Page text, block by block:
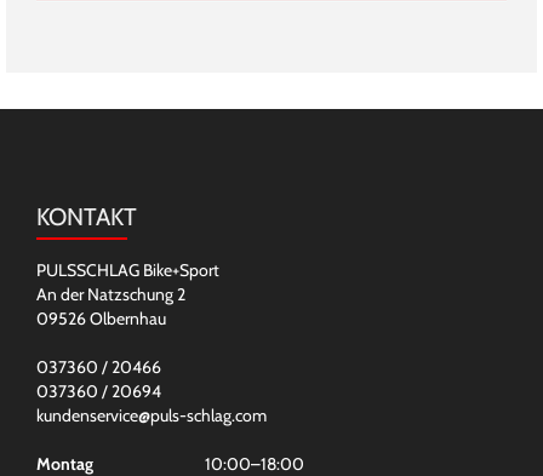
KONTAKT
PULSSCHLAG Bike+Sport
An der Natzschung 2
09526 Olbernhau
037360 / 20466
037360 / 20694
kundenservice@puls-schlag.com
Montag
10:00–18:00